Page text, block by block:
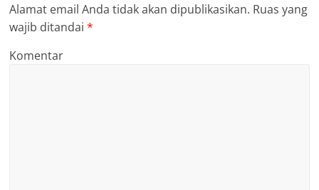
Alamat email Anda tidak akan dipublikasikan. Ruas yang
wajib ditandai*
Komentar